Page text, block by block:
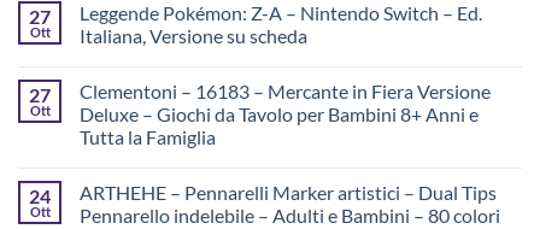
27
Ott
Leggende Pokémon: Z-A – Nintendo Switch – Ed.
Italiana, Versione su scheda
27
Ott
Clementoni – 16183 – Mercante in Fiera Versione
Deluxe – Giochi da Tavolo per Bambini 8+ Anni e
Tutta la Famiglia
24
Ott
ARTHEHE – Pennarelli Marker artistici – Dual Tips
Pennarello indelebile – Adulti e Bambini – 80 colori